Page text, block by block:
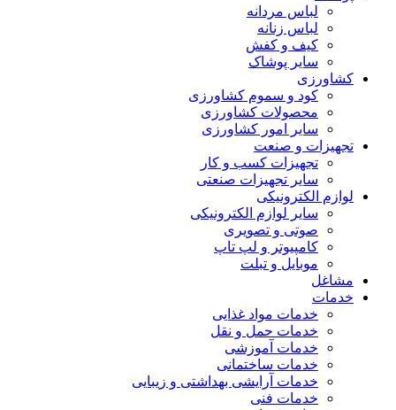
لباس مردانه
لباس زنانه
کیف و کفش
سایر پوشاک
کشاورزی
کود و سموم کشاورزی
محصولات کشاورزی
سایر امور کشاورزی
تجهیزات و صنعت
تجهیزات کسب و کار
سایر تجهیزات صنعتی
لوازم الکترونیکی
سایر لوازم الکترونیکی
صوتی و تصویری
کامپیوتر و لپ تاپ
موبایل و تبلت
مشاغل
خدمات
خدمات مواد غذایی
خدمات حمل و نقل
خدمات آموزشی
خدمات ساختمانی
خدمات آرایشی بهداشتی و زیبایی
خدمات فنی